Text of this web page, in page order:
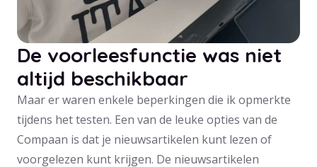
De voorleesfunctie was niet
altijd beschikbaar
Maar er waren enkele beperkingen die ik opmerkte
tijdens het testen. Een van de leuke opties van de
Compaan is dat je nieuwsartikelen kunt lezen of
voorgelezen kunt krijgen. De nieuwsartikelen